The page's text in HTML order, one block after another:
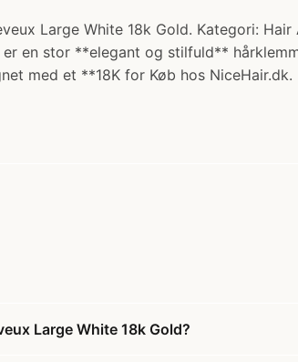
Large White 18k Gold. Kategori:
en stor **elegant og stilfuld**
med et **18K for Køb hos NiceHair.dk.
Large White 18k Gold?